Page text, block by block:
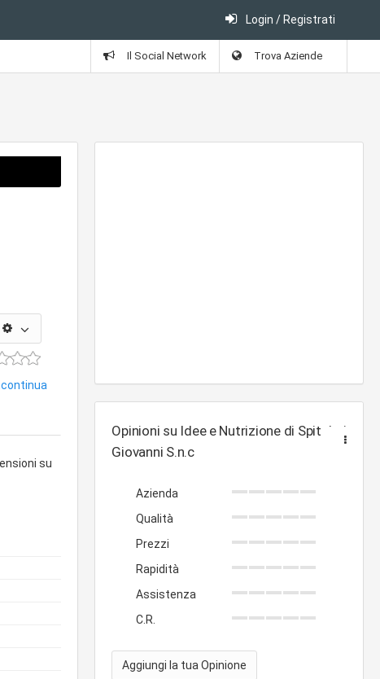
Login / Registrati
Il Social Network Trova Aziende
...continua
su
Opinioni su Idee e Nutrizione di Spitaleri
Giovanni S.n.c
Azienda
Qualità
Prezzi
Rapidità
Assistenza
C.R.
Aggiungi la tua Opinione